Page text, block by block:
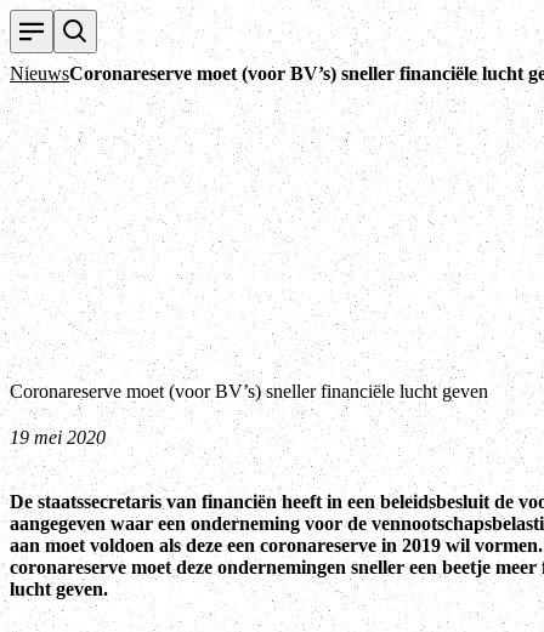
NieuwsCoronareserve moet (voor BV’s) sneller financiële lucht
Coronareserve moet (voor BV’s) sneller financiële lucht geven
19 mei 2020
De staatssecretaris van financiën heeft in een beleidsbesluit de
aangegeven waar een onderneming voor de
aan moet voldoen als deze een coronareserve in 2019 wil
coronareserve moet deze ondernemingen sneller een beetje meer
lucht geven.